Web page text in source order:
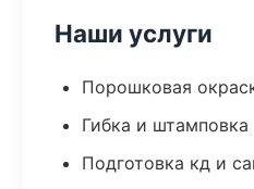
Наши услуги
Порошковая
Гибка и штамповка
Подготовка кд и